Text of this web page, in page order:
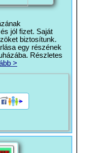
jól fizet. Saját
biztosítunk.
egy részének
Részletes
>